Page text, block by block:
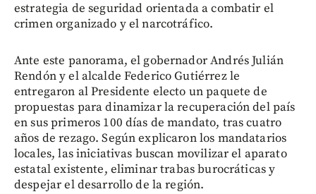
estrategia de seguridad orientada a combatir el
crimen organizado y el narcotráfico.
Ante este panorama, el gobernador Andrés Julián
Rendón y el alcalde Federico Gutiérrez le
entregaron al Presidente electo un paquete de
propuestas para dinamizar la recuperación del país
en sus primeros 100 días de mandato, tras cuatro
años de rezago. Según explicaron los mandatarios
locales, las iniciativas buscan movilizar el aparato
estatal existente, eliminar trabas burocráticas y
despejar el desarrollo de la región.